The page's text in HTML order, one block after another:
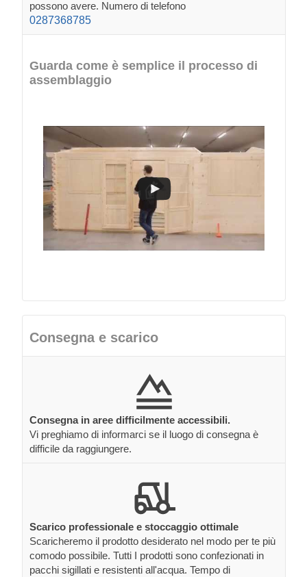
possono avere. Numero di telefono
0287368785
Guarda come è semplice il processo di
assemblaggio
Consegna e scarico
Consegna in aree difficilmente accessibili.
Vi preghiamo di informarci se il luogo di consegna è
difficile da raggiungere.
Scarico professionale e stoccaggio ottimale
Scaricheremo il prodotto desiderato nel modo per te più
comodo possibile. Tutti I prodotti sono confezionati in
pacchi sigillati e resistenti all'acqua. Tempo di